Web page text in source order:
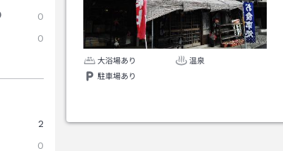
0
0
2
0
大浴場あり
温泉
駐車場あり